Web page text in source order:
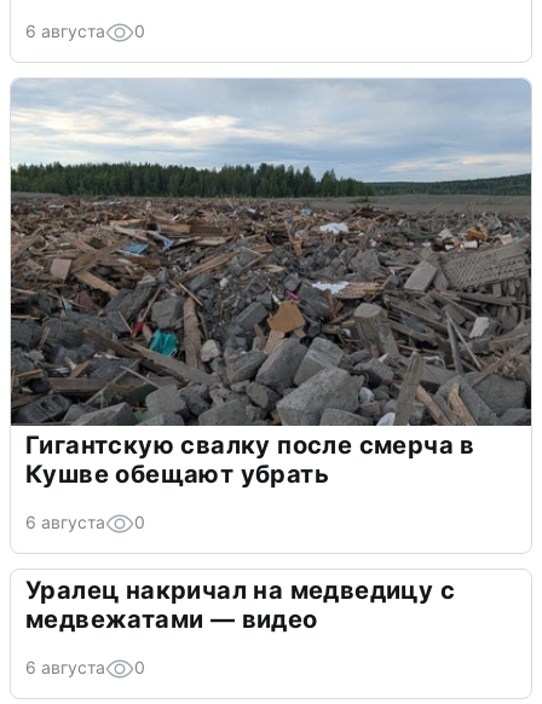
6 августа 0
Гигантскую свалку после смерча в
Кушве обещают убрать
6 августа 0
Уралец накричал на медведицу с
медвежатами — видео
6 августа 0